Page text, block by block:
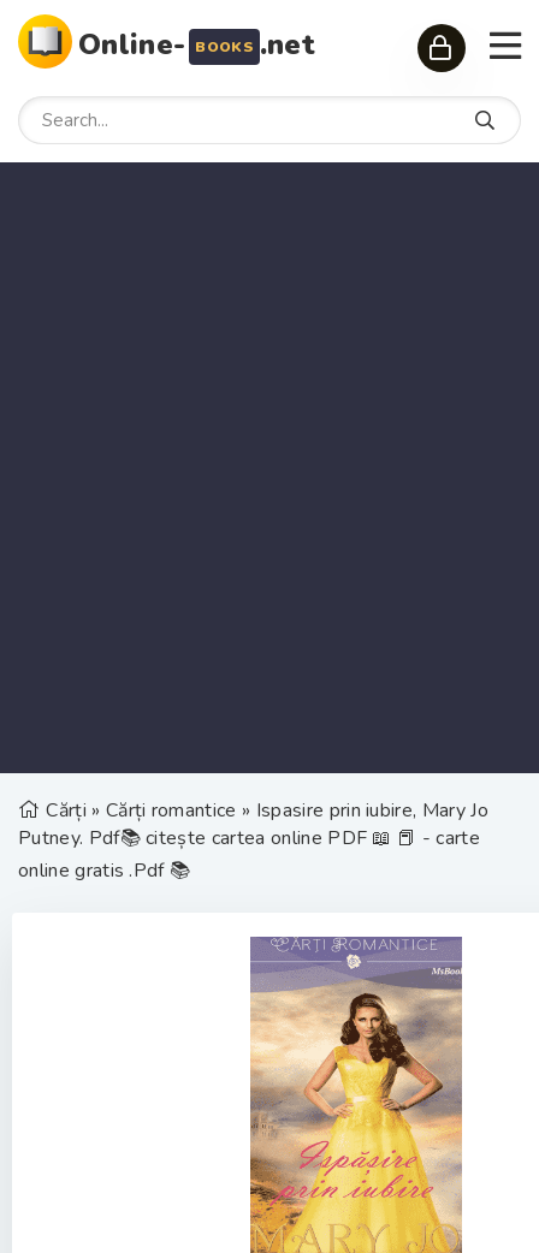
Online- BOOKS .net
Cărți » Cărți romantice » Ispasire prin iubire, Mary Jo
Putney. Pdf📚 citește cartea online PDF 📖 📕 - carte
online gratis .Pdf 📚